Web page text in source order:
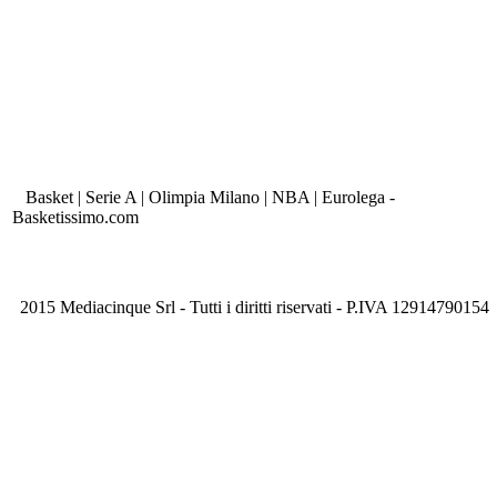
Basket | Serie A | Olimpia Milano | NBA | Eurolega -
Basketissimo.com
2015 Mediacinque Srl - Tutti i diritti riservati - P.IVA 12914790154